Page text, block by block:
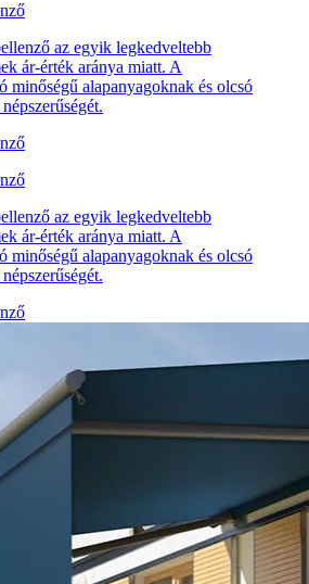
az egyik legkedveltebb
ár-érték aránya miatt. A
minőségű alapanyagoknak és olcsó
az egyik legkedveltebb
ár-érték aránya miatt. A
minőségű alapanyagoknak és olcsó